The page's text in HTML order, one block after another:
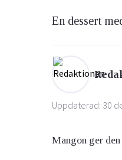
Övervikt
En dessert
Uppdaterad: 30
Mangon ger